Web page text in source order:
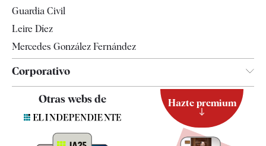
Guardia Civil
Leire Díez
Mercedes González Fernández
Corporativo
Contacto
Otras webs de Hazte premium